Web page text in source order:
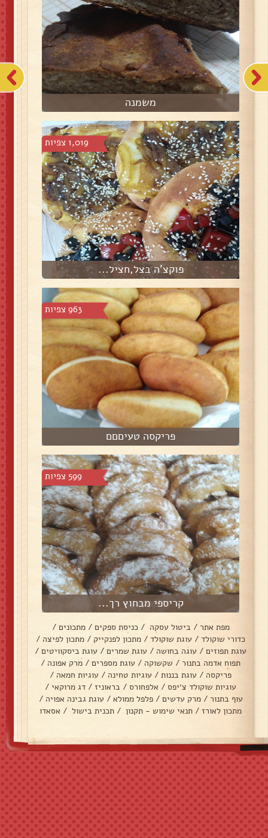
משמנה
1,019 צפיות
פוקצ'ה בצל,חציל...
963 צפיות
פריקסה טעיםםם
599 צפיות
קריספי מבחוץ רך...
מפת אתר / ביטול עסקה / כניסת ספקים / מתכונים /
כדורי שוקולד / עוגת שוקולד / מתכון לפנקייק / מתכון לפיצה /
עוגת תפוזים / עוגה בחושה / עוגת שמרים / עוגת ביסקוויטים /
תפוח אדמה בתנור / שקשוקה / עוגת מספרים / מרק אפונה /
פריקסה / עוגת בננות / עוגיות טחינה / עוגיות חמאה /
עוגיות שוקולד צ׳יפס / אלפחורס / בראוניז / דג מרוקאי /
עוף בתנור / מרק עדשים / פלפל ממולא / עוגת גבינה אפויה /
מתכון לאורז / תנאי שימוש - תקנון / תכנית בישול / אסאדו